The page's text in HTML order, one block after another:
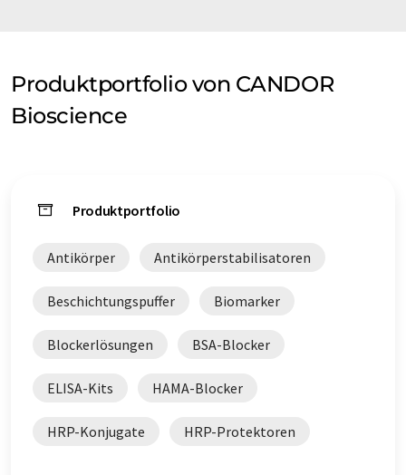
Produktportfolio von CANDOR
Bioscience
Produktportfolio
Antikörper Antikörperstabilisatoren
Beschichtungspuffer Biomarker
Blockerlösungen BSA-Blocker
ELISA-Kits HAMA-Blocker
HRP-Konjugate HRP-Protektoren